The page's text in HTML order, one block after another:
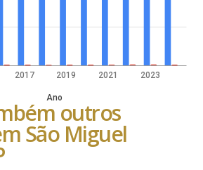
2017 2019 2021 2023
Ano
outros
São Miguel